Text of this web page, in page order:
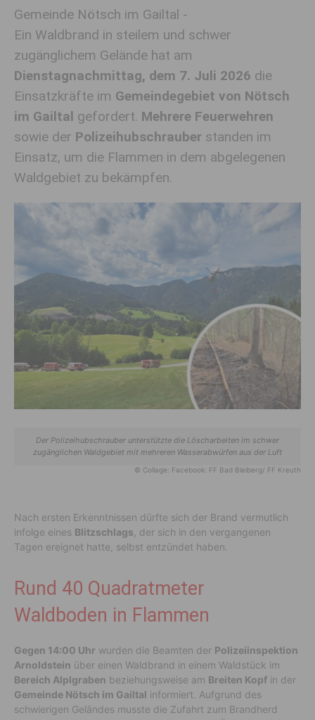
Gemeinde Nötsch im Gailtal -
Ein Waldbrand in steilem und schwer
zugänglichem Gelände hat am
Dienstagnachmittag, dem 7. Juli 2026 die
Einsatzkräfte im Gemeindegebiet von Nötsch
im Gailtal gefordert. Mehrere Feuerwehren
sowie der Polizeihubschrauber standen im
Einsatz, um die Flammen in dem abgelegenen
Waldgebiet zu bekämpfen.
Der Polizeihubschrauber unterstützte die Löscharbeiten im schwer
zugänglichen Waldgebiet mit mehreren Wasserabwürfen aus der Luft
© Collage: Facebook: FF Bad Bleiberg/ FF Kreuth
Nach ersten Erkenntnissen dürfte sich der Brand vermutlich
infolge eines Blitzschlags , der sich in den vergangenen
Tagen ereignet hatte, selbst entzündet haben.
Rund 40 Quadratmeter
Waldboden in Flammen
Gegen 14:00 Uhr wurden die Beamten der Polizeiinspektion
Arnoldstein über einen Waldbrand in einem Waldstück im
Bereich Alplgraben beziehungsweise am Breiten Kopf in der
Gemeinde Nötsch im Gailtal informiert. Aufgrund des
schwierigen Geländes musste die Zufahrt zum Brandherd